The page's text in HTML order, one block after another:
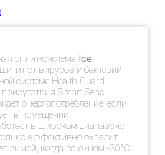
сплит-система Ice
от вирусов и бактерий
системе Health Guard.
Smart Sens
энергопотребление, если
в помещении.
в широком диапазоне
эффективно охладит
зимой, когда за окном -30°С.